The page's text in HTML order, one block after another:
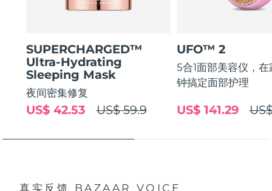
SUPERCHARGED™
Ultra-Hydrating
Sleeping Mask
夜间密集修复
US$ 59.9
US$ 42.53
UFO™ 2
5合1面部美容仪，
钟搞定面部护理
US$ 141.29
真实反馈 BAZAAR VOICE